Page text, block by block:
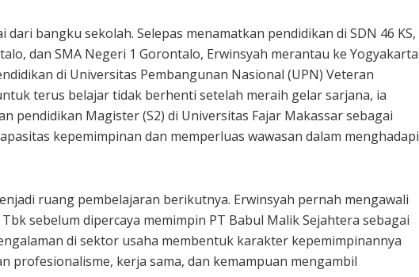
dari bangku sekolah. Selepas menamatkan pendidikan di SDN 46 KS,
dan SMA Negeri 1 Gorontalo, Erwinsyah merantau ke Yogyakarta
di Universitas Pembangunan Nasional (UPN) Veteran
terus belajar tidak berhenti setelah meraih gelar sarjana, ia
pendidikan Magister (S2) di Universitas Fajar Makassar sebagai
kepemimpinan dan memperluas wawasan dalam menghadapi
ruang pembelajaran berikutnya. Erwinsyah pernah mengawali
sebelum dipercaya memimpin PT Babul Malik Sejahtera sebagai
di sektor usaha membentuk karakter kepemimpinannya
profesionalisme, kerja sama, dan kemampuan mengambil